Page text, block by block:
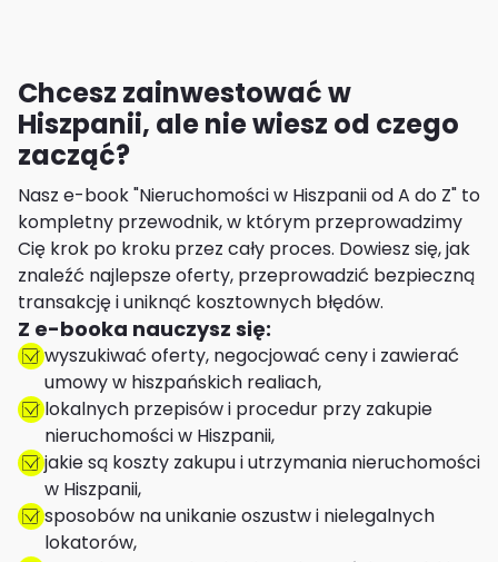
Chcesz zainwestować w
Hiszpanii, ale nie wiesz od czego
zacząć?
Nasz e-book "Nieruchomości w Hiszpanii od A do Z" to
kompletny przewodnik, w którym przeprowadzimy
Cię krok po kroku przez cały proces. Dowiesz się, jak
znaleźć najlepsze oferty, przeprowadzić bezpieczną
transakcję i uniknąć kosztownych błędów.
Z e-booka nauczysz się:
wyszukiwać oferty, negocjować ceny i zawierać
umowy w hiszpańskich realiach,
lokalnych przepisów i procedur przy zakupie
nieruchomości w Hiszpanii,
jakie są koszty zakupu i utrzymania nieruchomości
w Hiszpanii,
sposobów na unikanie oszustw i nielegalnych
lokatorów,